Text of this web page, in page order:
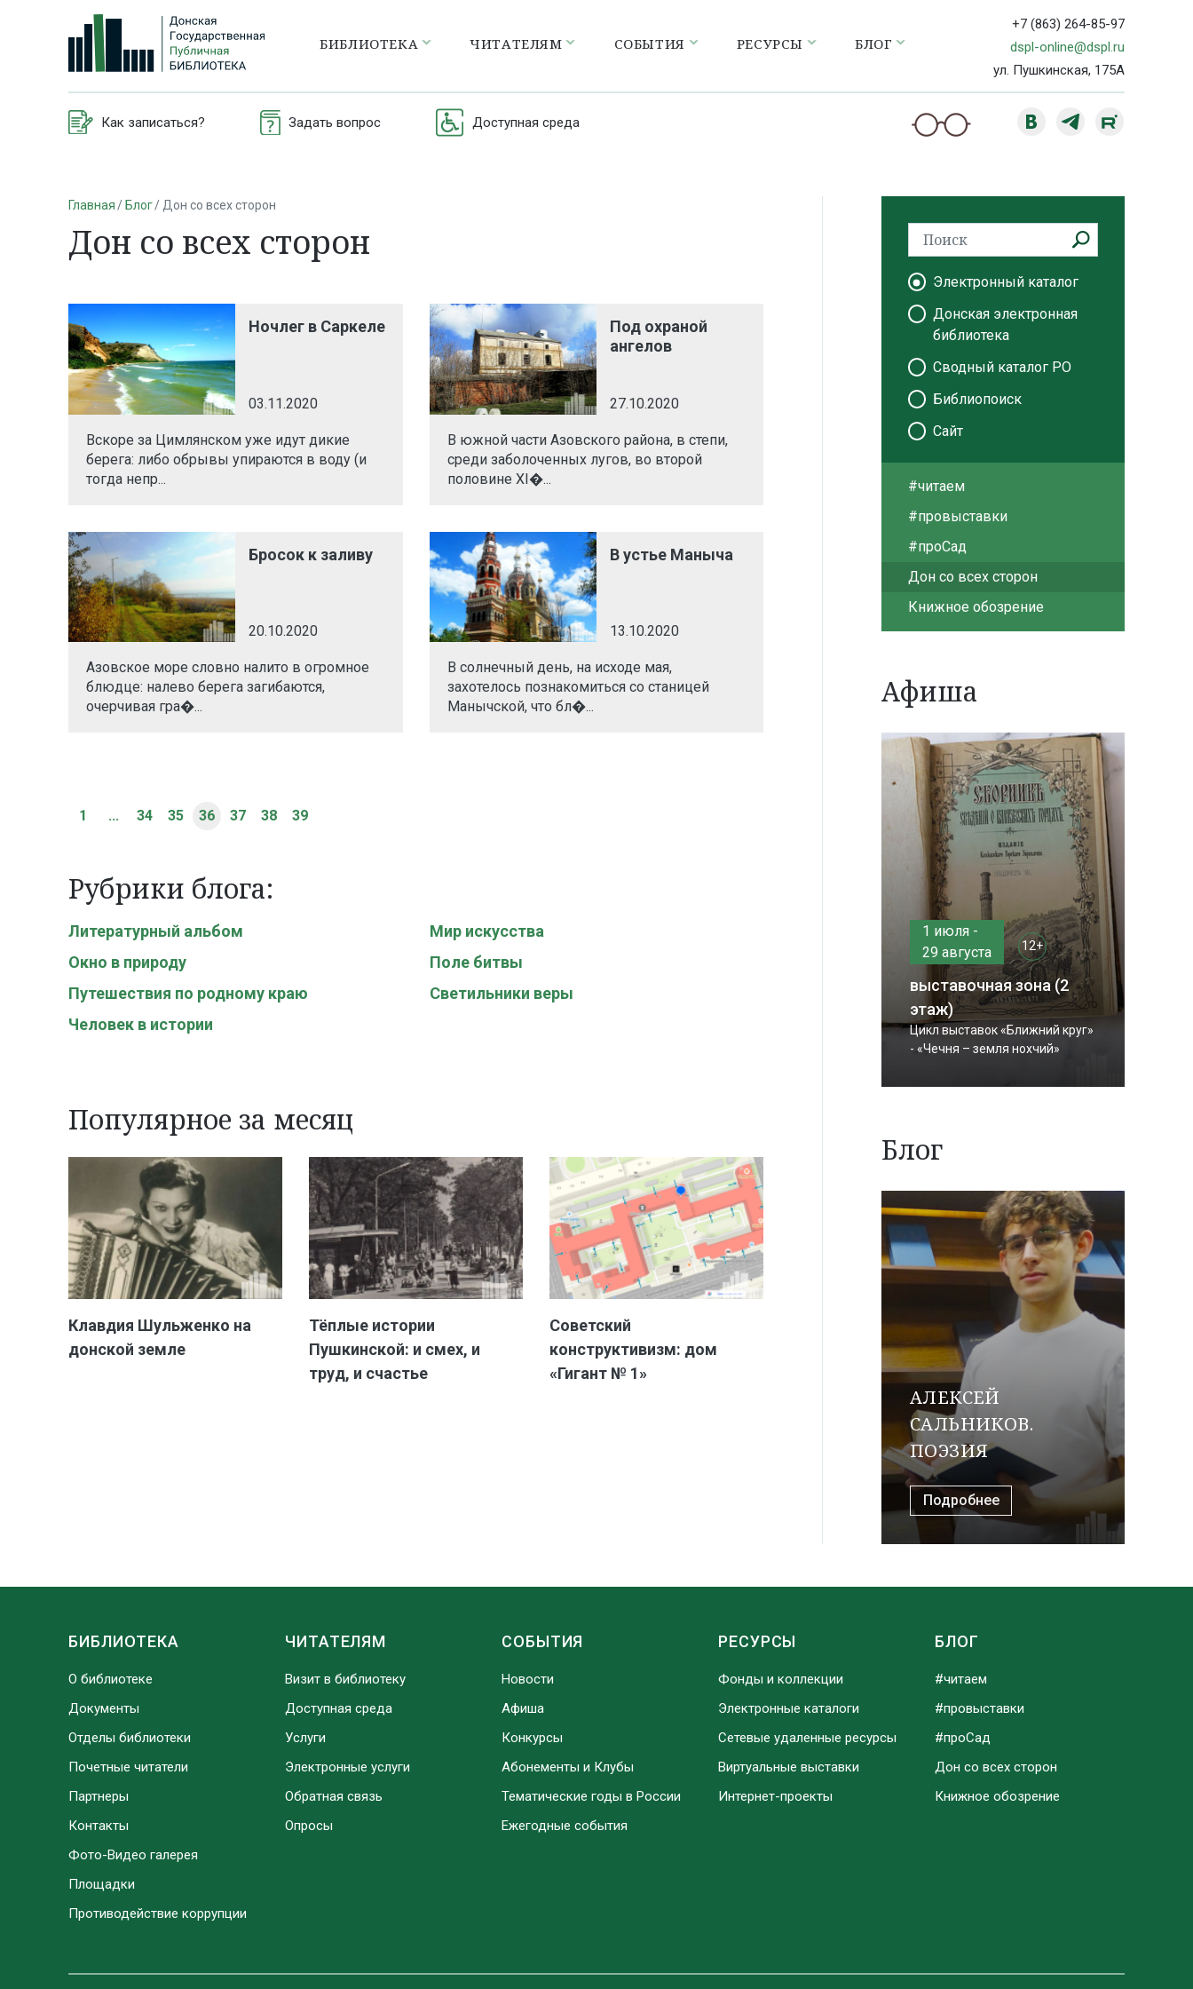
БИБЛИОТЕКА ЧИТАТЕЛЯМ СОБЫТИЯ РЕСУРСЫ БЛОГ
+7 (863) 264-85-97
dspl-online@dspl.ru
ул. Пушкинская, 175А
Как записаться? Задать вопрос Доступная среда
Главная Блог Дон со всех сторон
Дон со всех сторон
Ночлег в Саркеле
03.11.2020
Вскоре за Цимлянском уже идут дикие
берега: либо обрывы упираются в воду (и
тогда непр...
Под охраной
ангелов
27.10.2020
В южной части Азовского района, в степи,
среди заболоченных лугов, во второй
половине ХI�...
Бросок к заливу
20.10.2020
Азовское море словно налито в огромное
блюдце: налево берега загибаются,
очерчивая гра�...
В устье Маныча
13.10.2020
В солнечный день, на исходе мая,
захотелось познакомиться со станицей
Манычской, что бл�...
1 ... 34 35 36 37 38 39
Рубрики блога:
Литературный альбом
Мир искусства
Окно в природу
Поле битвы
Путешествия по родному краю
Светильники веры
Человек в истории
Популярное за месяц
Клавдия Шульженко на
донской земле
Тёплые истории
Пушкинской: и смех, и
труд, и счастье
Советский
конструктивизм: дом
«Гигант № 1»
Электронный каталог
Донская электронная
библиотека
Сводный каталог РО
Библиопоиск
Сайт
#читаем
#провыставки
#проСад
Дон со всех сторон
Книжное обозрение
Афиша
1 июля -
29 августа
12+
выставочная зона (2
этаж)
Цикл выставок «Ближний круг»
- «Чечня – земля нохчий»
Блог
АЛЕКСЕЙ
САЛЬНИКОВ.
ПОЭЗИЯ
Подробнее
БИБЛИОТЕКА
О библиотеке
Документы
Отделы библиотеки
Почетные читатели
Партнеры
Контакты
Фото-Видео галерея
Площадки
Противодействие коррупции
ЧИТАТЕЛЯМ
Визит в библиотеку
Доступная среда
Услуги
Электронные услуги
Обратная связь
Опросы
СОБЫТИЯ
Новости
Афиша
Конкурсы
Абонементы и Клубы
Тематические годы в России
Ежегодные события
РЕСУРСЫ
Фонды и коллекции
Электронные каталоги
Сетевые удаленные ресурсы
Виртуальные выставки
Интернет-проекты
БЛОГ
#читаем
#провыставки
#проСад
Дон со всех сторон
Книжное обозрение